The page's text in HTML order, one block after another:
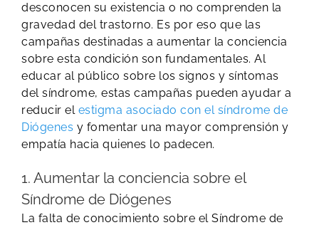
desconocen su existencia o no comprenden la
gravedad del trastorno. Es por eso que las
campañas destinadas a aumentar la conciencia
sobre esta condición son fundamentales. Al
educar al público sobre los signos y síntomas
del síndrome, estas campañas pueden ayudar a
reducir el estigma asociado con el síndrome de
Diógenes y fomentar una mayor comprensión y
empatía hacia quienes lo padecen.
1. Aumentar la conciencia sobre el
Síndrome de Diógenes
La falta de conocimiento sobre el Síndrome de